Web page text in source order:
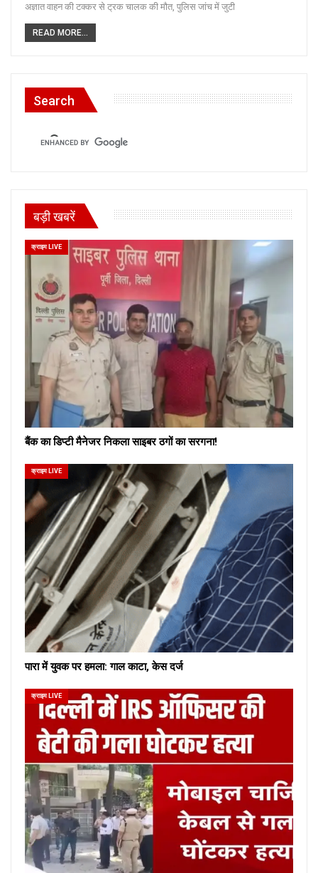
अज्ञात वाहन की टक्कर से ट्रक चालक की मौत, पुलिस जांच में जुटी
READ MORE...
Search
बड़ी खबरें
क्राइम LIVE
बैंक का डिप्टी मैनेजर निकला साइबर ठगों का सरगना!
क्राइम LIVE
पारा में युवक पर हमला: गाल काटा, केस दर्ज
क्राइम LIVE